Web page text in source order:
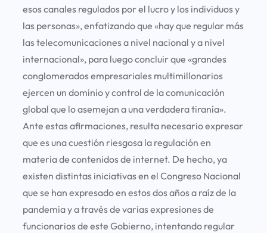
esos canales regulados por el lucro y los individuos y
las personas», enfatizando que «hay que regular más
las telecomunicaciones a nivel nacional y a nivel
internacional», para luego concluir que «grandes
conglomerados empresariales multimillonarios
ejercen un dominio y control de la comunicación
global que lo asemejan a una verdadera tiranía».
Ante estas afirmaciones, resulta necesario expresar
que es una cuestión riesgosa la regulación en
materia de contenidos de internet. De hecho, ya
existen distintas iniciativas en el Congreso Nacional
que se han expresado en estos dos años a raíz de la
pandemia y a través de varias expresiones de
funcionarios de este Gobierno, intentando regular